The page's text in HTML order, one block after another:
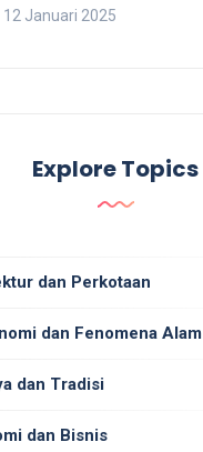
12 Januari 2025
Explore Topics
dan Perkotaan
dan Fenomena Alam
dan Tradisi
dan Bisnis